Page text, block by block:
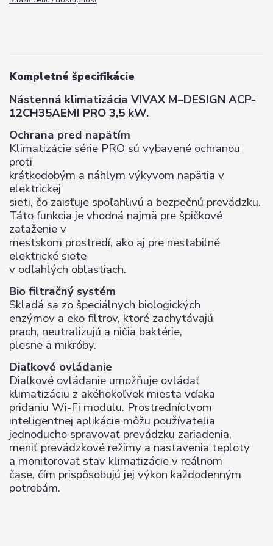
Kompletné špecifikácie
Nástenná klimatizácia VIVAX M–DESIGN ACP-
12CH35AEMI PRO 3,5 kW.
Ochrana pred napätím
Klimatizácie série PRO sú vybavené ochranou
proti
krátkodobým a náhlym výkyvom napätia v
elektrickej
sieti, čo zaisťuje spoľahlivú a bezpečnú prevádzku.
Táto funkcia je vhodná najmä pre špičkové
zaťaženie v
mestskom prostredí, ako aj pre nestabilné
elektrické siete
v odľahlých oblastiach.
Bio filtračný systém
Skladá sa zo špeciálnych biologických
enzýmov a eko filtrov, ktoré zachytávajú
prach, neutralizujú a ničia baktérie,
plesne a mikróby.
Diaľkové ovládanie
Diaľkové ovládanie umožňuje ovládať
klimatizáciu z akéhokoľvek miesta vďaka
pridaniu Wi-Fi modulu. Prostredníctvom
inteligentnej aplikácie môžu používatelia
jednoducho spravovať prevádzku zariadenia,
meniť prevádzkové režimy a nastavenia teploty
a monitorovať stav klimatizácie v reálnom
čase, čím prispôsobujú jej výkon každodenným
potrebám.